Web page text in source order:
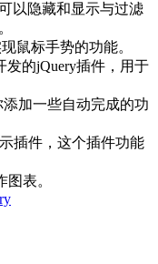
以隐藏和显示与过滤
鼠标手势的功能。
发的jQuery插件，用于
加一些自动完成的功
插件，这个插件功能
图表。